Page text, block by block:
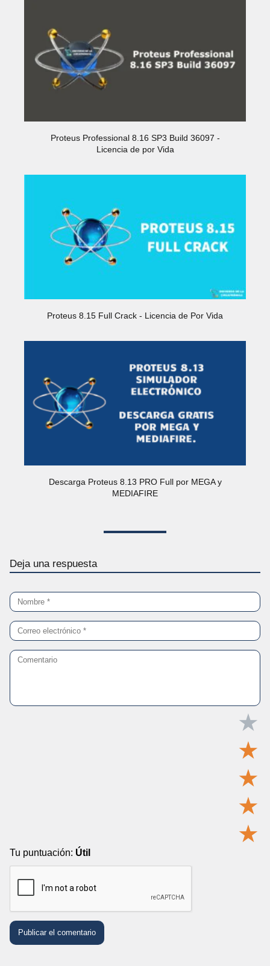
Proteus Professional 8.16 SP3 Build 36097 -
Licencia de por Vida
Proteus 8.15 Full Crack - Licencia de Por Vida
Descarga Proteus 8.13 PRO Full por MEGA y
MEDIAFIRE
Deja una respuesta
★
★
★
★
★
Tu puntuación: Útil